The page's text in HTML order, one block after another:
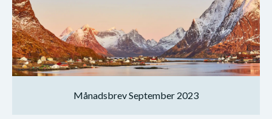
Månadsbrev September 2023